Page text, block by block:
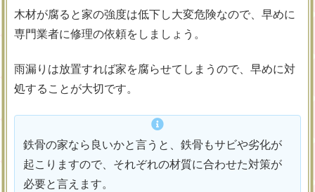
木材が腐ると家の強度は低下し大変危険なので、早めに
専門業者に修理の依頼をしましょう。
雨漏りは放置すれば家を腐らせてしまうので、早めに対
処することが大切です。
鉄骨の家なら良いかと言うと、鉄骨もサビや劣化が
起こりますので、それぞれの材質に合わせた対策が
必要と言えます。